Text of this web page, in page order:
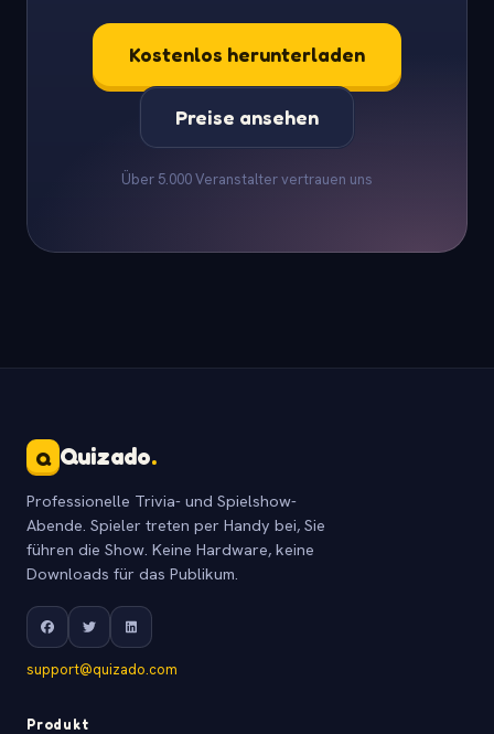
Kostenlos herunterladen
Preise ansehen
Über 5.000 Veranstalter vertrauen uns
Q Quizado.
Professionelle Trivia- und Spielshow-
Abende. Spieler treten per Handy bei, Sie
führen die Show. Keine Hardware, keine
Downloads für das Publikum.
support@quizado.com
Produkt